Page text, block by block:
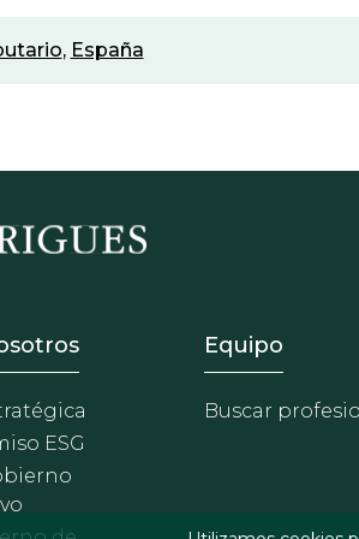
, España
- Sobre Nosotros
ESG
Footer -
Equipo
Buscar